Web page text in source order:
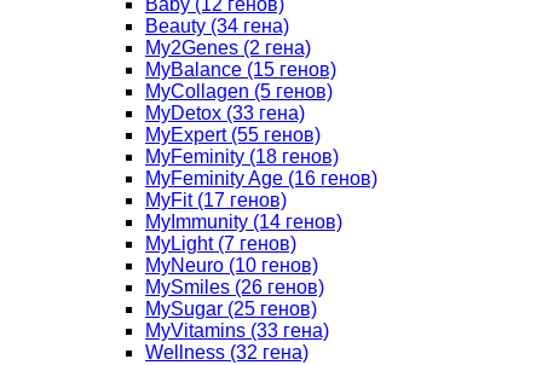
Baby (12 генов)
Beauty (34 гена)
My2Genes (2 гена)
MyBalance (15 генов)
MyCollagen (5 генов)
MyDetox (33 гена)
MyExpert (55 генов)
MyFeminity (18 генов)
MyFeminity Age (16 генов)
MyFit (17 генов)
MyImmunity (14 генов)
MyLight (7 генов)
MyNeuro (10 генов)
MySmiles (26 генов)
MySugar (25 генов)
MyVitamins (33 гена)
Wellness (32 гена)